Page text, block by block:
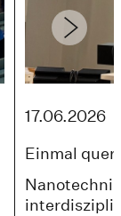
17.06.2026
Einmal quer